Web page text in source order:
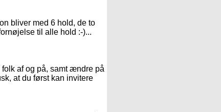
bliver med 6 hold, de to
til alle hold :-)...
af og på, samt ændre på
at du først kan invitere